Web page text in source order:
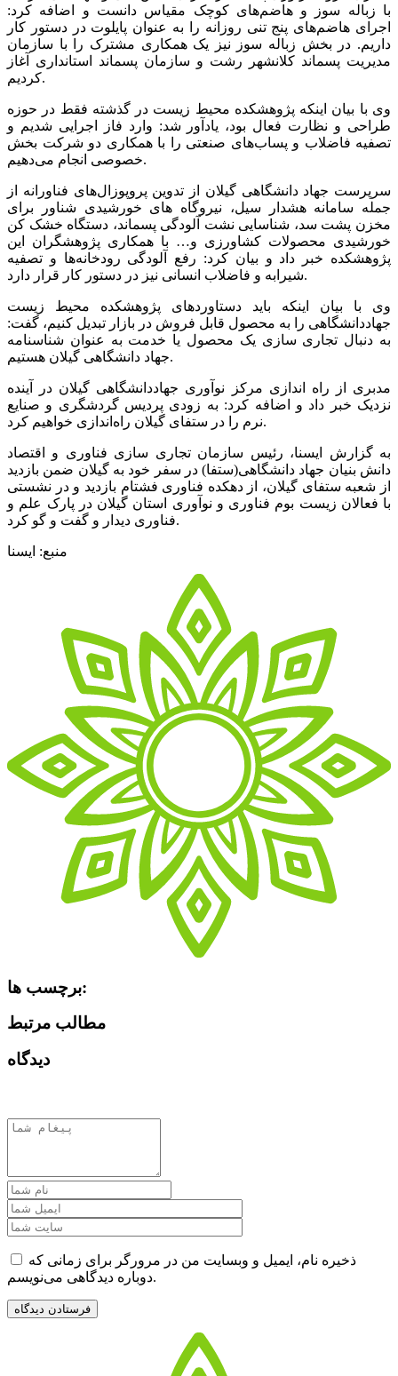
با زباله سوز و هاضم‌های کوچک مقیاس دانست و اضافه کرد:
اجرای هاضم‌های پنج تنی روزانه را به عنوان پایلوت در دستور کار
داریم. در بخش زباله سوز نیز یک همکاری مشترک را با سازمان
مدیریت پسماند کلانشهر رشت و سازمان پسماند استانداری آغاز
کردیم.
وی با بیان اینکه پژوهشکده محیط زیست در گذشته فقط در حوزه
طراحی و نظارت فعال بود، یادآور شد: وارد فاز اجرایی شدیم و
تصفیه فاضلاب و پساب‌های صنعتی را با همکاری دو شرکت بخش
خصوصی انجام می‌دهیم.
سرپرست جهاد دانشگاهی گیلان از تدوین پروپوزال‌های فناورانه از
جمله سامانه هشدار سیل، نیروگاه های خورشیدی شناور برای
مخزن پشت سد، شناسایی نشت آلودگی پسماند، دستگاه خشک کن
خورشیدی محصولات کشاورزی و… با همکاری پژوهشگران این
پژوهشکده خبر داد و بیان کرد: رفع آلودگی رودخانه‌ها و تصفیه
شیرابه و فاضلاب انسانی نیز در دستور کار قرار دارد.
وی با بیان اینکه باید دستاوردهای پژوهشکده محیط زیست
جهاددانشگاهی را به محصول قابل فروش در بازار تبدیل کنیم، گفت:
به دنبال تجاری سازی یک محصول یا خدمت به عنوان شناسنامه
جهاد دانشگاهی گیلان هستیم.
مدبری از راه اندازی مرکز نوآوری جهاددانشگاهی گیلان در آینده
نزدیک خبر داد و اضافه کرد: به زودی پردیس گردشگری و صنایع
نرم را در ستفای گیلان راه‌اندازی خواهیم کرد.
به گزارش ایسنا، رئیس سازمان تجاری سازی فناوری و اقتصاد
دانش بنیان جهاد دانشگاهی(ستفا) در سفر خود به گیلان ضمن بازدید
از شعبه ستفای گیلان، از دهکده فناوری فشتام بازدید و در نشستی
با فعالان زیست بوم فناوری و نوآوری استان گیلان در پارک علم و
فناوری دیدار و گفت و گو کرد.
منبع: ایسنا
برچسب ها:
مطالب مرتبط
دیدگاه
ذخیره نام، ایمیل و وبسایت من در مرورگر برای زمانی که
دوباره دیدگاهی می‌نویسم.